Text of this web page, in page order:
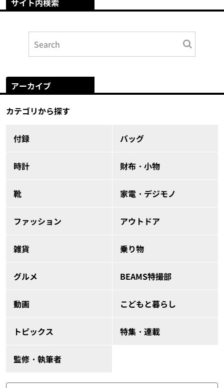
アーカイブ
カテゴリから探す
付録 バッグ
時計 財布・小物
靴 家電・デジモノ
ファッション アウトドア
雑貨 乗り物
グルメ BEAMS特撮部
動画 こどもと暮らし
トピックス 特集・連載
監修・執筆者